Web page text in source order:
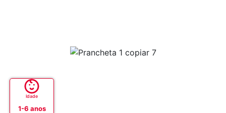
Idade
1-6 anos